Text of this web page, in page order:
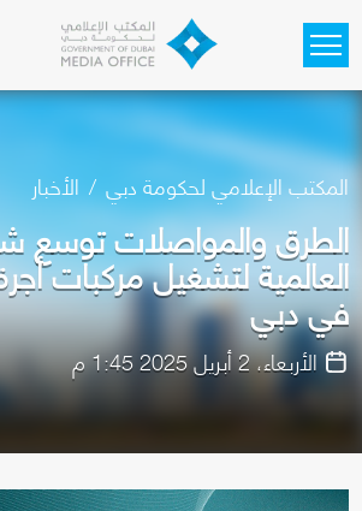
المكتب الإعلامي لحكومة دبي الأخبار
الطرق والمواصلات توسع
العالمية لتشغيل مركبات
في دبي
الأربعاء، 2 أبريل 2025 1:45 م